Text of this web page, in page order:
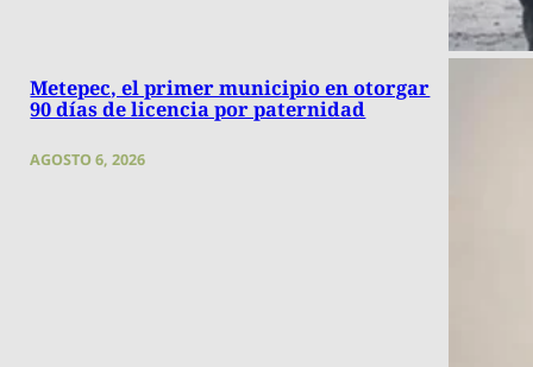
Metepec, el primer municipio en otorgar
90 días de licencia por paternidad
AGOSTO 6, 2026